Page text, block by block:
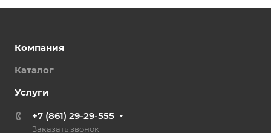
Компания
Каталог
Услуги
+7 (861) 29-29-555
Заказать звонок